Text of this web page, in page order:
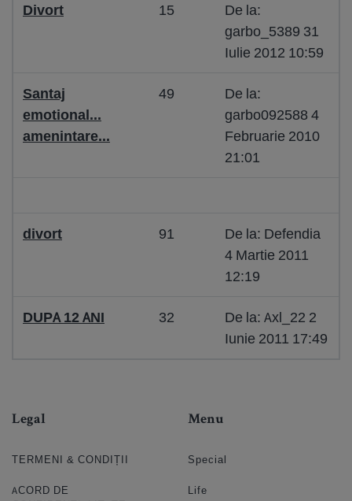
Divort 15
De la:
garbo_5389 31
Iulie 2012 10:59
Santaj
emotional...
amenintare...
49
De la:
garbo092588 4
Februarie 2010
21:01
divort 91
De la: Defendia
4 Martie 2011
12:19
DUPA 12 ANI 32
De la: Axl_22 2
Iunie 2011 17:49
Legal
TERMENI & CONDIȚII
ACORD DE
Menu
Special
Life